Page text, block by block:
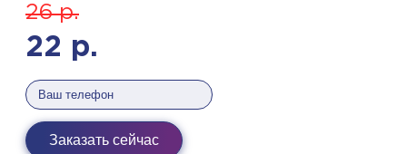
26р.
22 р.
Заказать сейчас